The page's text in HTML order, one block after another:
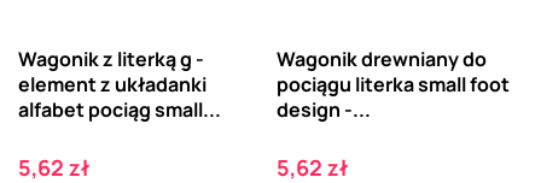
Wagonik z literką g -
element z układanki
alfabet pociąg small...
Cena
5,62 zł
Wagonik drewniany do
pociągu literka small foot
design -...
Cena
5,62 zł